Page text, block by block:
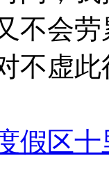
不会
不虚
假区